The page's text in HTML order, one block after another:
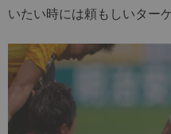
いたい時には頼もしいター